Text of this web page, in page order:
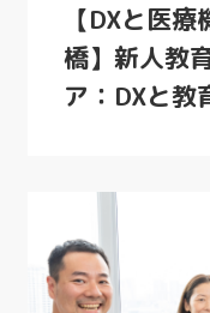
【DXと医
橋】新人教
ア：DXと教